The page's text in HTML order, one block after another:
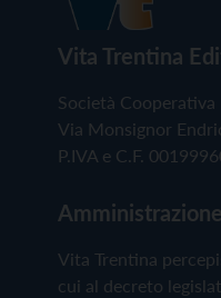
Vita Trentina
Società Cooperativa
Via Monsignor
P.IVA e C.F.
Vita Trentina
cui al decreto